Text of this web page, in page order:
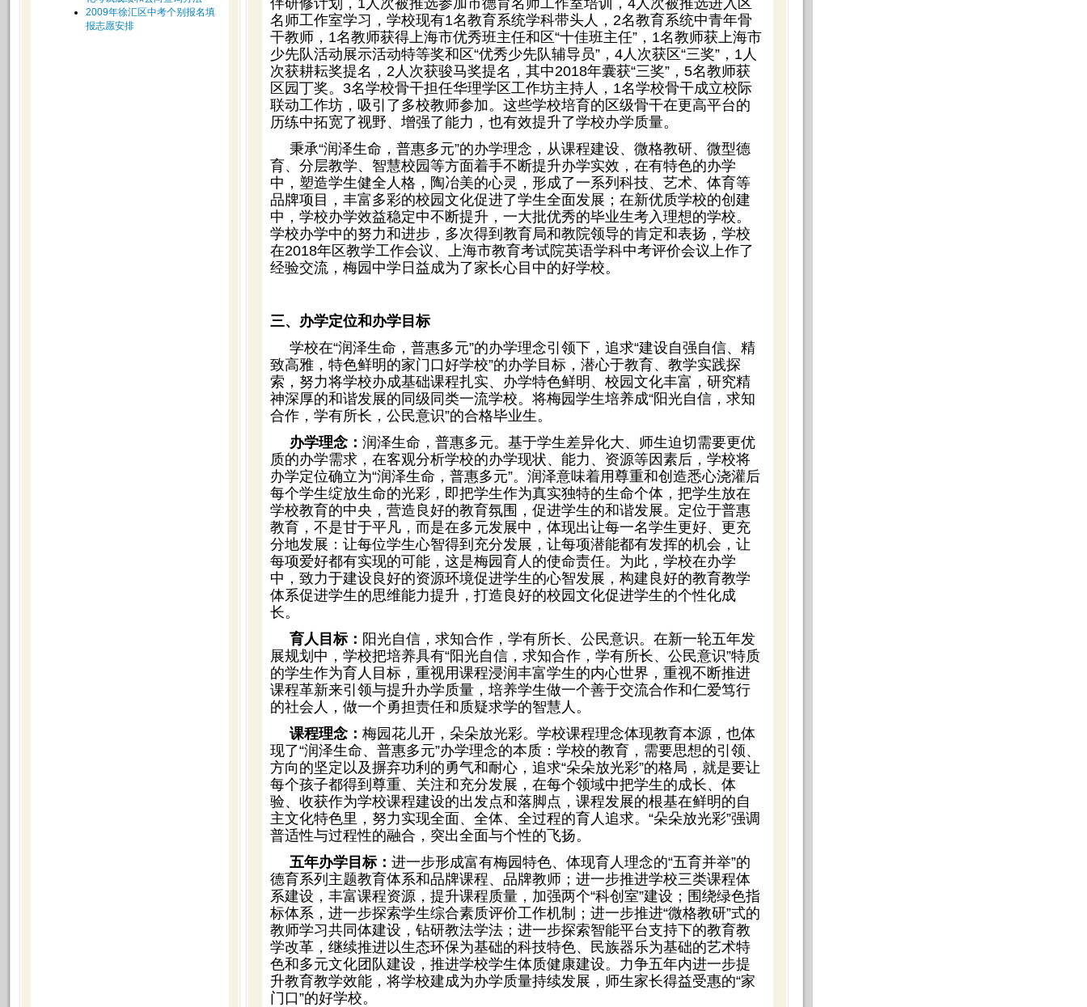
2009年徐汇区中考个别报名填
报志愿安排
伴研修计划，1人次被推选参加市德育名师工作室培训，4人次被推选进入区
名师工作室学习，学校现有1名教育系统学科带头人，2名教育系统中青年骨
干教师，1名教师获得上海市优秀班主任和区“十佳班主任”，1名教师获上海市
少先队活动展示活动特等奖和区“优秀少先队辅导员”，4人次获区“三奖”，1人
次获耕耘奖提名，2人次获骏马奖提名，其中2018年囊获“三奖”，5名教师获
区园丁奖。3名学校骨干担任华理学区工作坊主持人，1名学校骨干成立校际
联动工作坊，吸引了多校教师参加。这些学校培育的区级骨干在更高平台的
历练中拓宽了视野、增强了能力，也有效提升了学校办学质量。
秉承“润泽生命，普惠多元”的办学理念，从课程建设、微格教研、微型德
育、分层教学、智慧校园等方面着手不断提升办学实效，在有特色的办学
中，塑造学生健全人格，陶冶美的心灵，形成了一系列科技、艺术、体育等
品牌项目，丰富多彩的校园文化促进了学生全面发展；在新优质学校的创建
中，学校办学效益稳定中不断提升，一大批优秀的毕业生考入理想的学校。
学校办学中的努力和进步，多次得到教育局和教院领导的肯定和表扬，学校
在2018年区教学工作会议、上海市教育考试院英语学科中考评价会议上作了
经验交流，梅园中学日益成为了家长心目中的好学校。
三、办学定位和办学目标
学校在“润泽生命，普惠多元”的办学理念引领下，追求“建设自强自信、精
致高雅，特色鲜明的家门口好学校”的办学目标，潜心于教育、教学实践探
索，努力将学校办成基础课程扎实、办学特色鲜明、校园文化丰富，研究精
神深厚的和谐发展的同级同类一流学校。将梅园学生培养成“阳光自信，求知
合作，学有所长，公民意识”的合格毕业生。
办学理念： 润泽生命，普惠多元。基于学生差异化大、师生迫切需要更优
质的办学需求，在客观分析学校的办学现状、能力、资源等因素后，学校将
办学定位确立为“润泽生命，普惠多元”。润泽意味着用尊重和创造悉心浇灌后
每个学生绽放生命的光彩，即把学生作为真实独特的生命个体，把学生放在
学校教育的中央，营造良好的教育氛围，促进学生的和谐发展。定位于普惠
教育，不是甘于平凡，而是在多元发展中，体现出让每一名学生更好、更充
分地发展：让每位学生心智得到充分发展，让每项潜能都有发挥的机会，让
每项爱好都有实现的可能，这是梅园育人的使命责任。为此，学校在办学
中，致力于建设良好的资源环境促进学生的心智发展，构建良好的教育教学
体系促进学生的思维能力提升，打造良好的校园文化促进学生的个性化成
长。
育人目标： 阳光自信，求知合作，学有所长、公民意识。在新一轮五年发
展规划中，学校把培养具有“阳光自信，求知合作，学有所长、公民意识”特质
的学生作为育人目标，重视用课程浸润丰富学生的内心世界，重视不断推进
课程革新来引领与提升办学质量，培养学生做一个善于交流合作和仁爱笃行
的社会人，做一个勇担责任和质疑求学的智慧人。
课程理念： 梅园花儿开，朵朵放光彩。学校课程理念体现教育本源，也体
现了“润泽生命、普惠多元”办学理念的本质：学校的教育，需要思想的引领、
方向的坚定以及摒弃功利的勇气和耐心，追求“朵朵放光彩”的格局，就是要让
每个孩子都得到尊重、关注和充分发展，在每个领域中把学生的成长、体
验、收获作为学校课程建设的出发点和落脚点，课程发展的根基在鲜明的自
主文化特色里，努力实现全面、全体、全过程的育人追求。“朵朵放光彩”强调
普适性与过程性的融合，突出全面与个性的飞扬。
五年办学目标： 进一步形成富有梅园特色、体现育人理念的“五育并举”的
德育系列主题教育体系和品牌课程、品牌教师；进一步推进学校三类课程体
系建设，丰富课程资源，提升课程质量，加强两个“科创室”建设；围绕绿色指
标体系，进一步探索学生综合素质评价工作机制；进一步推进“微格教研”式的
教师学习共同体建设，钻研教法学法；进一步探索智能平台支持下的教育教
学改革，继续推进以生态环保为基础的科技特色、民族器乐为基础的艺术特
色和多元文化团队建设，推进学校学生体质健康建设。力争五年内进一步提
升教育教学效能，将学校建成为办学质量持续发展，师生家长得益受惠的“家
门口”的好学校。